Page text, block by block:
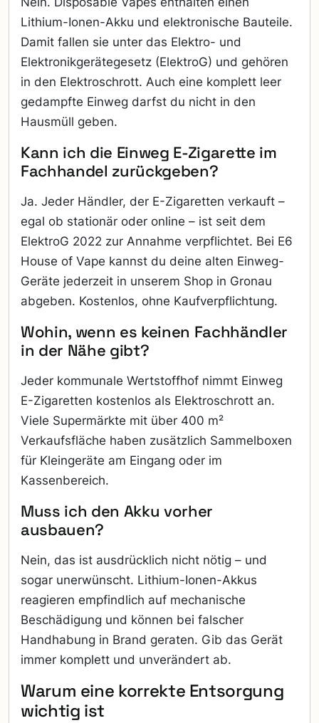
Lithium-Ionen-Akku und elektronische Bauteile.
Damit fallen sie unter das Elektro- und
Elektronikgerätegesetz (ElektroG) und gehören
in den Elektroschrott. Auch eine komplett leer
gedampfte Einweg darfst du nicht in den
Hausmüll geben.
Kann ich die Einweg E-Zigarette im
Fachhandel zurückgeben?
Ja. Jeder Händler, der E-Zigaretten verkauft –
egal ob stationär oder online – ist seit dem
ElektroG 2022 zur Annahme verpflichtet. Bei E6
House of Vape kannst du deine alten Einweg-
Geräte jederzeit in unserem Shop in Gronau
abgeben. Kostenlos, ohne Kaufverpflichtung.
Wohin, wenn es keinen Fachhändler
in der Nähe gibt?
Jeder kommunale Wertstoffhof nimmt Einweg
E-Zigaretten kostenlos als Elektroschrott an.
Viele Supermärkte mit über 400 m²
Verkaufsfläche haben zusätzlich Sammelboxen
für Kleingeräte am Eingang oder im
Kassenbereich.
Muss ich den Akku vorher
ausbauen?
Nein, das ist ausdrücklich nicht nötig – und
sogar unerwünscht. Lithium-Ionen-Akkus
reagieren empfindlich auf mechanische
Beschädigung und können bei falscher
Handhabung in Brand geraten. Gib das Gerät
immer komplett und unverändert ab.
Warum eine korrekte Entsorgung
wichtig ist